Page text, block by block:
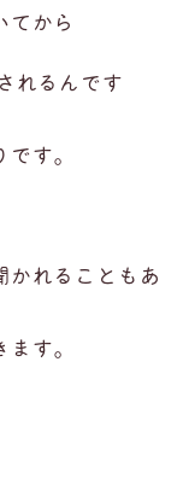
てから
れるんです
す。
かれることもあ
す。